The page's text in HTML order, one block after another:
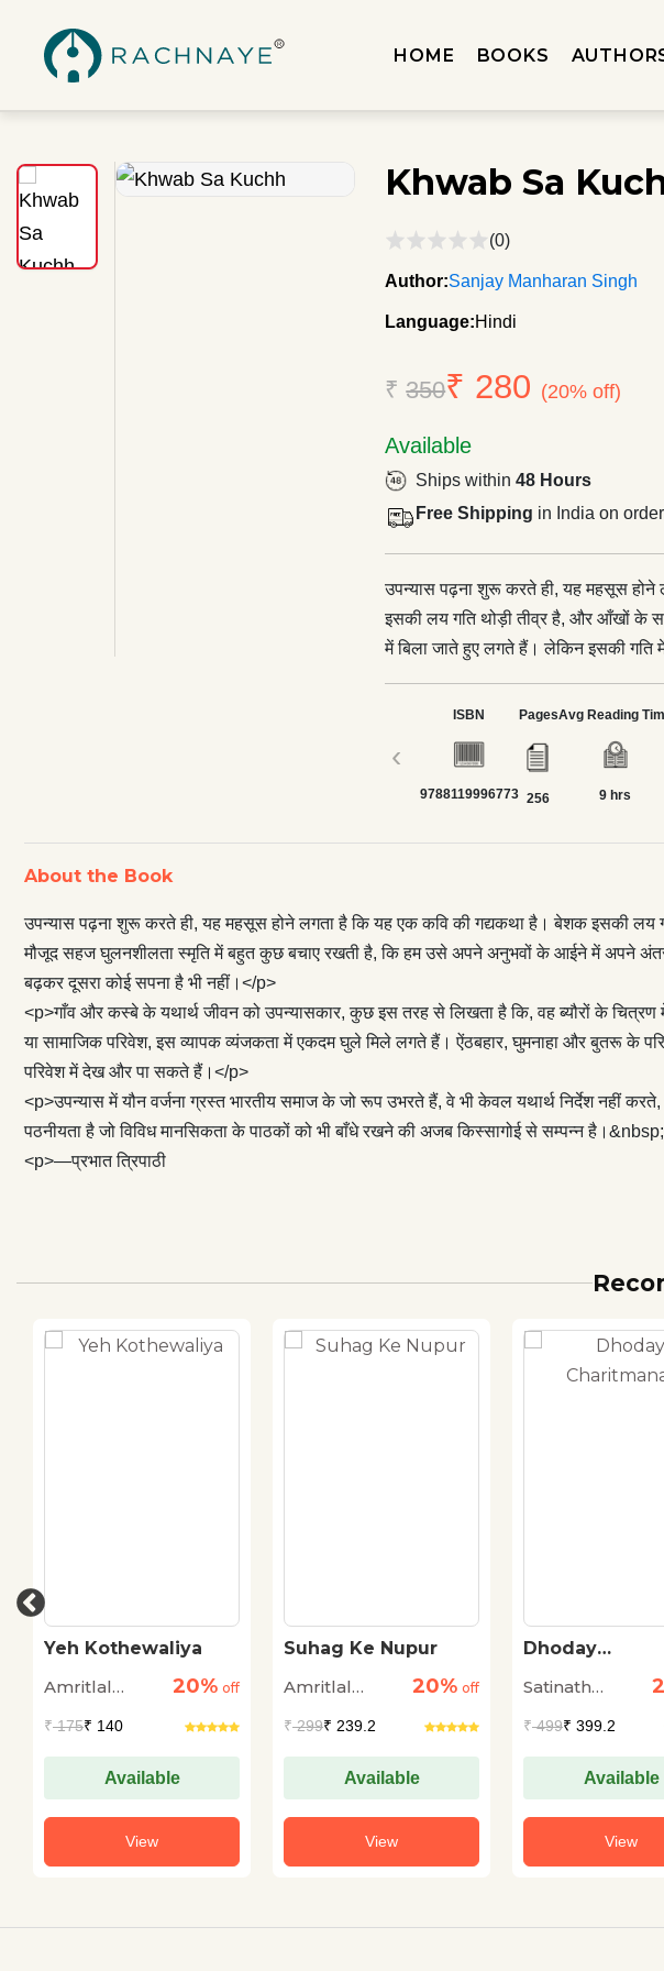
HOME BOOKS
Khwab Sa
(0)
Author:Sanjay Manharan Singh
Language:Hindi
₹350₹ 280 (20% off)
Available
Ships within48 Hours
Free Shipping in India on
उपन्यास पढ़ना शुरू करते ही, यह महसूस
इसकी लय गति थोड़ी तीव्र है, और आँखों के
में बिला जाते हुए लगते हैं। लेकिन इसकी
सजीवता में देख सकें और तब 'ख्वाब सा कुछ'
शायद सच से बढ़कर दूसरा कोई सपना है भी
को उपन्यासकार, कुछ इस तरह से लिखता है
जाने के बदले, विडम्बना और आत्म-व्यंग्य से
सकते हैं।</p> <p>उपन्यास में यौन वर्जना
केवल यथार्थ निर्देश नहीं करते, बल्कि पूरे
मानसिकता के पाठकों को भी बाँधे रखने की
—प्रभात त्रिपाठी
‹
ISBN
9788119996773
Pages
256
Avg Reading
9 hrs
About the Book
उपन्यास पढ़ना शुरू करते ही, यह महसूस होने लगता है कि यह एक कवि की गद्यकथा है। बेशक इसकी लय
मौजूद सहज घुलनशीलता स्मृति में बहुत कुछ बचाए रखती है, कि हम उसे अपने अनुभवों के आईने में अपने
बढ़कर दूसरा कोई सपना है भी नहीं।</p>
<p>गाँव और कस्बे के यथार्थ जीवन को उपन्यासकार, कुछ इस तरह से लिखता है कि, वह ब्यौरों के
या सामाजिक परिवेश, इस व्यापक व्यंजकता में एकदम घुले मिले लगते हैं। ऐंठबहार, घुमनाहा और बुतरू के
परिवेश में देख और पा सकते हैं।</p>
<p>उपन्यास में यौन वर्जना ग्रस्त भारतीय समाज के जो रूप उभरते हैं, वे भी केवल यथार्थ निर्देश नहीं
पठनीयता है जो विविध मानसिकता के पाठकों को भी बाँधे रखने की अजब किस्सागोई से सम्पन्न
<p>—प्रभात त्रिपाठी
Yeh Kothewaliya
Amritlal
20% off
₹175₹ 140
Available
View
Suhag Ke Nupur
Amritlal
20% off
₹299₹ 239.2
Available
View
Dhoday
Satinath
₹499₹ 399.2
Available
View